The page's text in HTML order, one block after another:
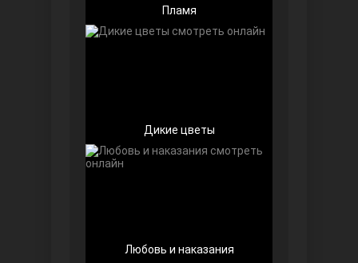
Беззащитные
Пламя
Дикие цветы
Любовь и наказания